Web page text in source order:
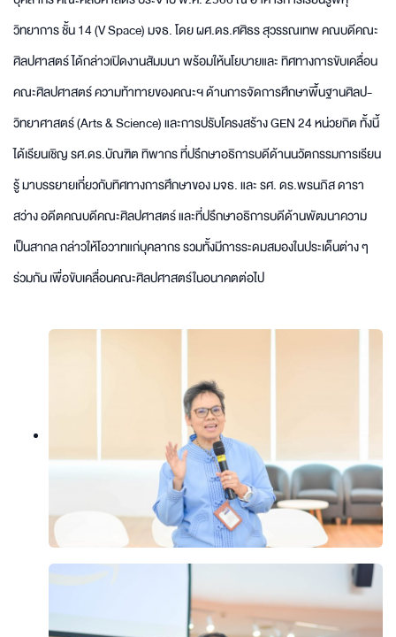
วิทยาการ ชั้น 14 (V Space) มจธ. โดย ผศ.ดร.ศศิธร สุวรรณเทพ คณบดีคณะ
ศิลปศาสตร์ ได้กล่าวเปิดงานสัมมนา พร้อมให้นโยบายและ ทิศทางการขับเคลื่อน
คณะศิลปศาสตร์ ความท้าทายของคณะฯ ด้านการจัดการศึกษาพื้นฐานศิลป-
วิทยาศาสตร์ (Arts & Science) และการปรับโครงสร้าง GEN 24 หน่วยกิต ทั้งนี้
ได้เรียนเชิญ รศ.ดร.บัณฑิต ทิพากร ที่ปรึกษาอธิการบดีด้านนวัตกรรมการเรียน
รู้ มาบรรยายเกี่ยวกับทิศทางการศึกษาของ มจธ. และ รศ. ดร.พรนภิส ดารา
สว่าง อดีตคณบดีคณะศิลปศาสตร์ และที่ปรึกษาอธิการบดีด้านพัฒนาความ
เป็นสากล กล่าวให้โอวาทแก่บุคลากร รวมทั้งมีการระดมสมองในประเด็นต่าง ๆ
ร่วมกัน เพื่อขับเคลื่อนคณะศิลปศาสตร์ในอนาคตต่อไป